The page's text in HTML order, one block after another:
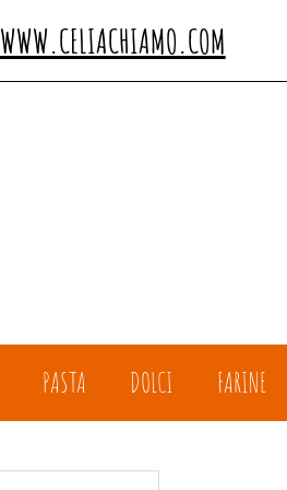
WWW.CELIACHIAMO.COM
PASTA DOLCI FARINE